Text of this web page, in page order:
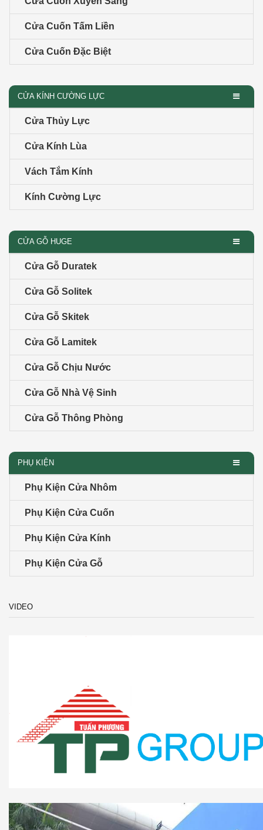
Cửa Cuốn Tấm Liền
Cửa Cuốn Đặc Biệt
CỬA KÍNH CƯỜNG LỰC
Cửa Thủy Lực
Cửa Kính Lùa
Vách Tắm Kính
Kính Cường Lực
CỬA GỖ HUGE
Cửa Gỗ Duratek
Cửa Gỗ Solitek
Cửa Gỗ Skitek
Cửa Gỗ Lamitek
Cửa Gỗ Chịu Nước
Cửa Gỗ Nhà Vệ Sinh
Cửa Gỗ Thông Phòng
PHỤ KIỆN
Phụ Kiện Cửa Nhôm
Phụ Kiện Cửa Cuốn
Phụ Kiện Cửa Kính
Phụ Kiện Cửa Gỗ
VIDEO